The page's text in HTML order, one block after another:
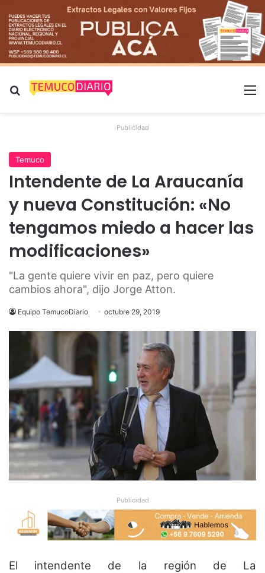
Buscar por
Publicidad
Temuco
Intendente de La Araucanía
y nueva Constitución: «No
tengamos miedo a hacer las
modificaciones»
"La gente quiere vivir en paz, pero quiere
cambios ahora", dijo Jorge Atton.
Equipo TemucoDiario octubre 29, 2019
Publicidad
El intendente de la región de La